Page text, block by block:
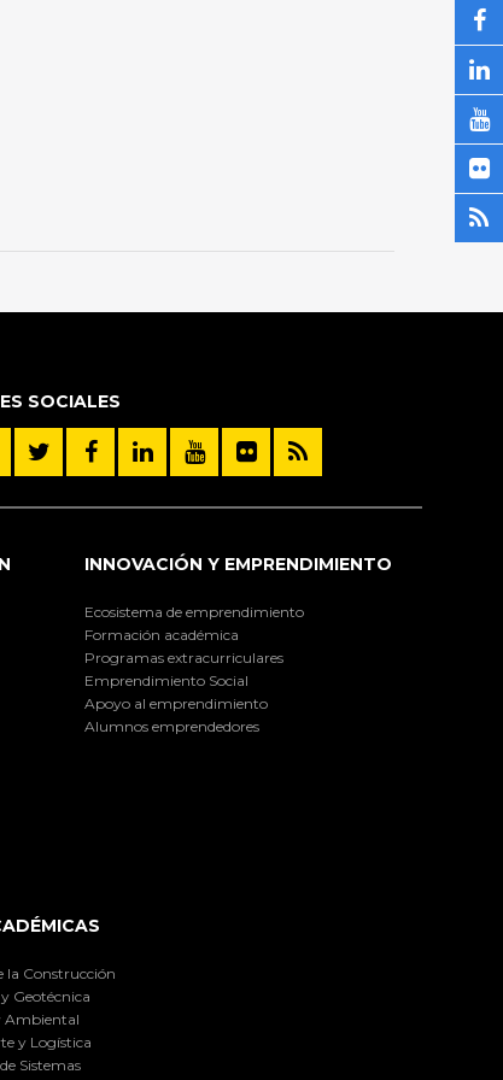
SOCIALES
INNOVACIÓN Y EMPRENDIMIENTO
Ecosistema de emprendimiento
Formación académica
Programas extracurriculares
Emprendimiento Social
Apoyo al emprendimiento
Alumnos emprendedores
la Construcción
Geotécnica
Ambiental
y Logística
Sistemas